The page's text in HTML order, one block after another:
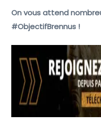
On vous attend
#ObjectifBrennus !